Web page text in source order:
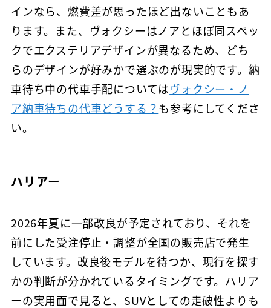
インなら、燃費差が思ったほど出ないこともあ
ります。また、ヴォクシーはノアとほぼ同スペッ
クでエクステリアデザインが異なるため、どち
らのデザインが好みかで選ぶのが現実的です。納
車待ち中の代車手配についてはヴォクシー・ノ
ア納車待ちの代車どうする？も参考にしてくださ
い。
ハリアー
2026年夏に一部改良が予定されており、それを
前にした受注停止・調整が全国の販売店で発生
しています。改良後モデルを待つか、現行を探す
かの判断が分かれているタイミングです。ハリア
ーの実用面で見ると、SUVとしての走破性よりも